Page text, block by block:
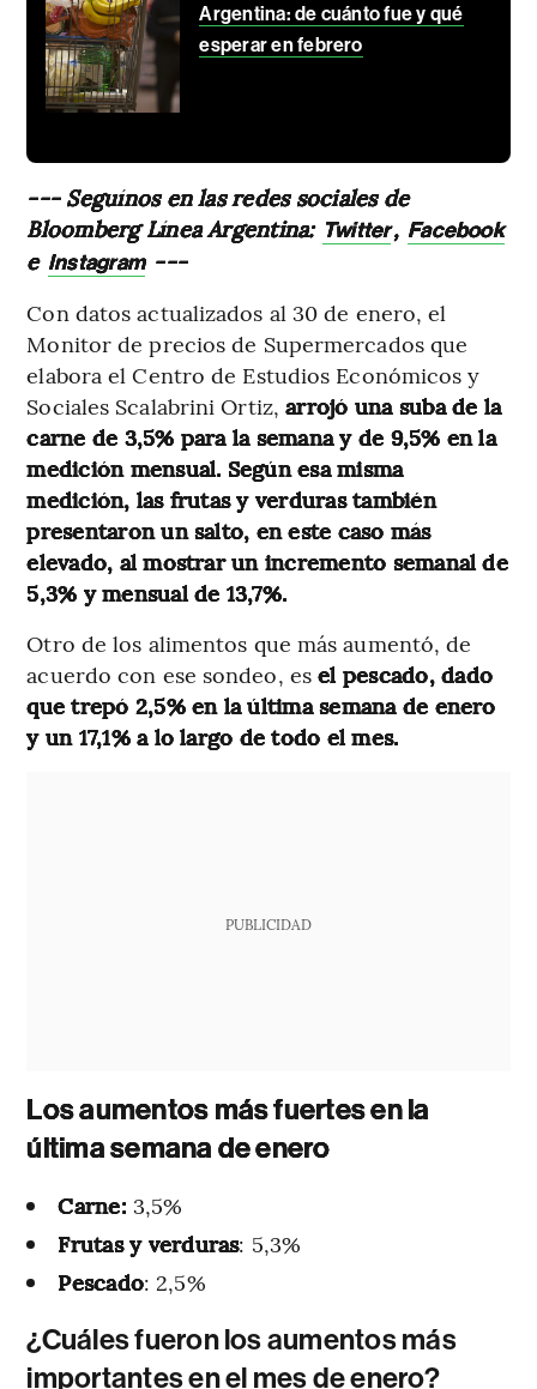
Argentina: de cuánto fue y qué
esperar en febrero
--- Seguínos en las redes sociales de
Bloomberg Línea Argentina: Twitter, Facebook
e Instagram ---
Con datos actualizados al 30 de enero, el
Monitor de precios de Supermercados que
elabora el Centro de Estudios Económicos y
Sociales Scalabrini Ortiz, arrojó una suba de la
carne de 3,5% para la semana y de 9,5% en la
medición mensual. Según esa misma
medición, las frutas y verduras también
presentaron un salto, en este caso más
elevado, al mostrar un incremento semanal de
5,3% y mensual de 13,7%.
Otro de los alimentos que más aumentó, de
acuerdo con ese sondeo, es el pescado, dado
que trepó 2,5% en la última semana de enero
y un 17,1% a lo largo de todo el mes.
PUBLICIDAD
Los aumentos más fuertes en la
última semana de enero
Carne: 3,5%
Frutas y verduras: 5,3%
Pescado: 2,5%
¿Cuáles fueron los aumentos más
importantes en el mes de enero?